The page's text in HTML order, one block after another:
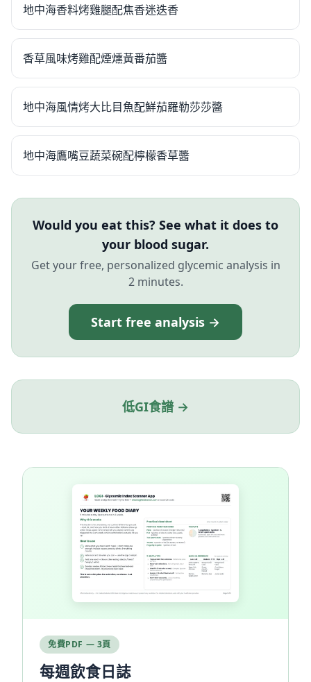
地中海香料烤雞腿配焦香迷迭香
香草風味烤雞配煙燻黃番茄醬
地中海風情烤大比目魚配鮮茄羅勒莎莎醬
地中海鷹嘴豆蔬菜碗配檸檬香草醬
Would you eat this? See what it does to
your blood sugar.
Get your free, personalized glycemic analysis in
2 minutes.
Start free analysis →
低GI食譜 →
免費PDF — 3頁
每週飲食日誌